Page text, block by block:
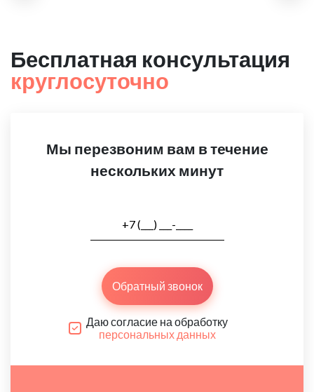
Бесплатная консультация
круглосуточно
Мы перезвоним вам в течение
нескольких минут
Обратный звонок
Даю согласие на обработку
персональных данных